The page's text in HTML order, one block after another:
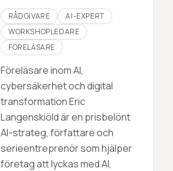
RÅDGIVARE
AI-EXPERT
WORKSHOPLEDARE
FÖRELÄSARE
Föreläsare inom AI,
cybersäkerhet och digital
transformation Eric
Langenskiöld är en prisbelönt
AI-strateg, författare och
serieentreprenör som hjälper
företag att lyckas med AI,